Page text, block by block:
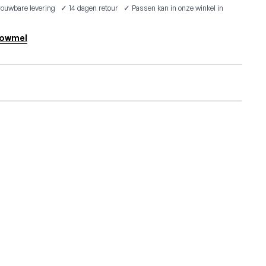
levering ✓ 14 dagen retour ✓ Passen kan in onze winkel in